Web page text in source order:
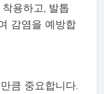
용하고, 발톱
감염을 예방합
큼 중요합니다.